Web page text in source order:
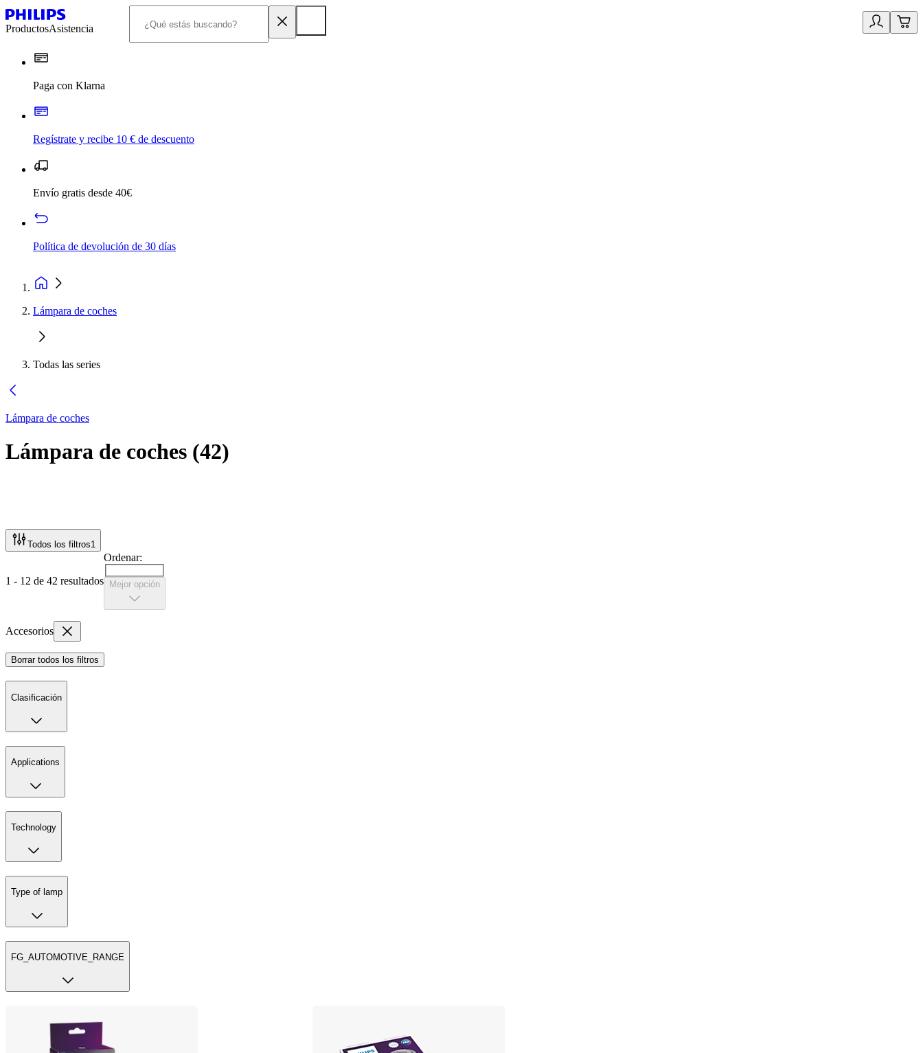
ProductosAsistencia
Paga con Klarna
Regístrate y recibe 10 € de descuento
Envío gratis desde 40€
Política de devolución de 30 días
Lámpara de coches
Todas las series
Lámpara de coches
Lámpara de coches (42)
Todos los filtros1
1 - 12 de 42 resultados
Ordenar:
Mejor opción
Accesorios
Borrar todos los filtros
Clasificación
Applications
Technology
Type of lamp
FG_AUTOMOTIVE_RANGE